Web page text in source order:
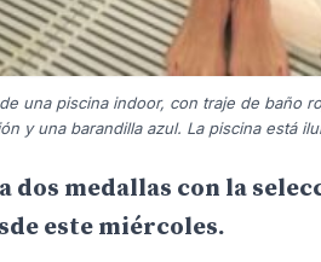
una piscina indoor, con traje de baño
y una barandilla azul. La piscina está
dos medallas con la
este miércoles.